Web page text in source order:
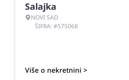
Salajka
NOVI SAD
ŠIFRA: #575068
Više o nekretnini >